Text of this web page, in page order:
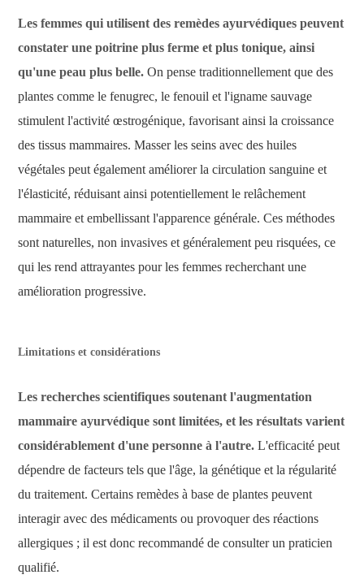
Les femmes qui utilisent des remèdes ayurvédiques peuvent
constater une poitrine plus ferme et plus tonique, ainsi
qu'une peau plus belle. On pense traditionnellement que des
plantes comme le fenugrec, le fenouil et l'igname sauvage
stimulent l'activité œstrogénique, favorisant ainsi la croissance
des tissus mammaires. Masser les seins avec des huiles
végétales peut également améliorer la circulation sanguine et
l'élasticité, réduisant ainsi potentiellement le relâchement
mammaire et embellissant l'apparence générale. Ces méthodes
sont naturelles, non invasives et généralement peu risquées, ce
qui les rend attrayantes pour les femmes recherchant une
amélioration progressive.
Limitations et considérations
Les recherches scientifiques soutenant l'augmentation
mammaire ayurvédique sont limitées, et les résultats varient
considérablement d'une personne à l'autre. L'efficacité peut
dépendre de facteurs tels que l'âge, la génétique et la régularité
du traitement. Certains remèdes à base de plantes peuvent
interagir avec des médicaments ou provoquer des réactions
allergiques ; il est donc recommandé de consulter un praticien
qualifié.